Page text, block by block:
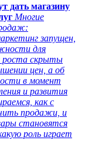
дать магазину
Многие
запущен,
для
роста скрыты
цен, а об
в момент
и развития
как с
продажи, и
становятся
роль играет